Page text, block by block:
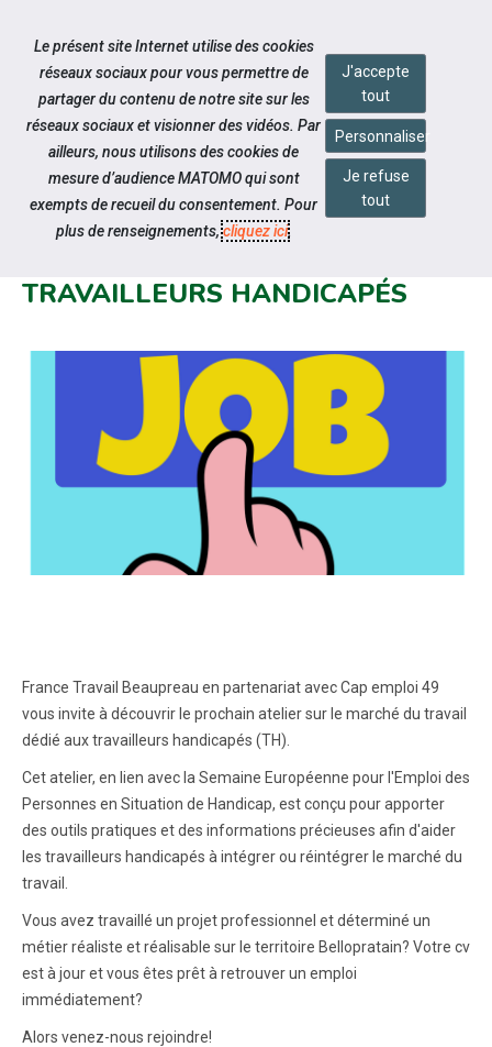
Aller au contenu
Notre actualité
ATELIER MARCHÉ DU TRAVAIL À
TRAVAILLEURS HANDICAPÉS
France Travail Beaupreau en partenariat avec Cap emploi 49
vous invite à découvrir le prochain atelier sur le marché du travail
dédié aux travailleurs handicapés (TH).
Cet atelier, en lien avec la Semaine Européenne pour l'Emploi des
Personnes en Situation de Handicap, est conçu pour apporter
des outils pratiques et des informations précieuses afin d'aider
les travailleurs handicapés à intégrer ou réintégrer le marché du
travail.
Vous avez travaillé un projet professionnel et déterminé un
métier réaliste et réalisable sur le territoire Bellopratain? Votre cv
est à jour et vous êtes prêt à retrouver un emploi
immédiatement?
Alors venez-nous rejoindre!
Le présent site Internet utilise des cookies
réseaux sociaux pour vous permettre de
partager du contenu de notre site sur les
réseaux sociaux et visionner des vidéos. Par
ailleurs, nous utilisons des cookies de
mesure d’audience MATOMO qui sont
exempts de recueil du consentement. Pour
plus de renseignements,cliquez ici.
J'accepte
tout
Personnaliser
Je refuse
tout